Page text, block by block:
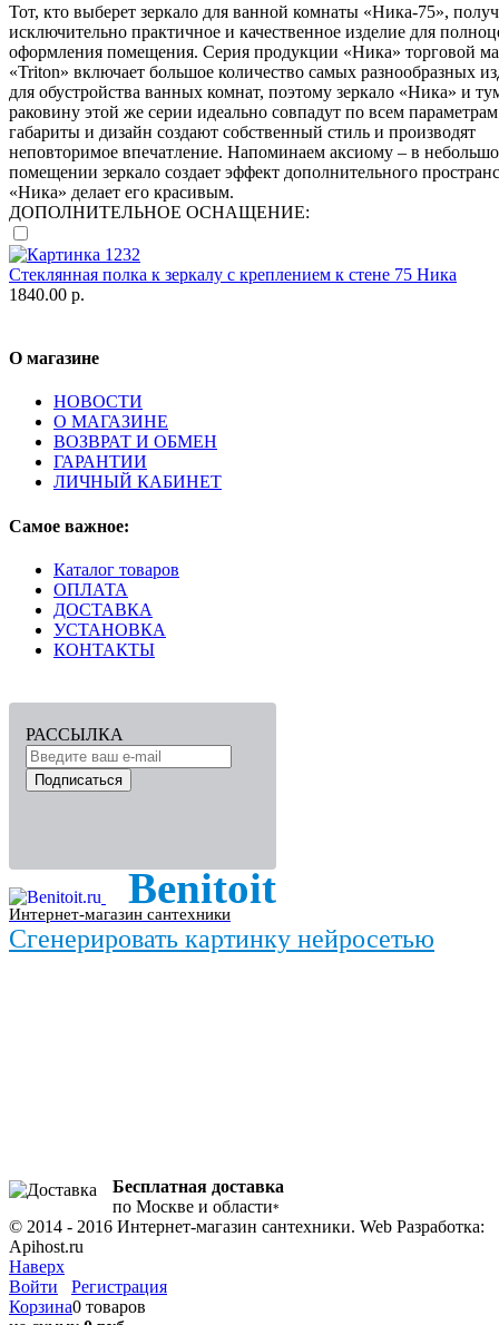
Тот, кто выберет зеркало для ванной комнаты «Ника-75»,
исключительно практичное и качественное изделие для
оформления помещения. Серия продукции «Ника» торговой
«Triton» включает большое количество самых разнообразных
для обустройства ванных комнат, поэтому зеркало «Ника» и
раковину этой же серии идеально совпадут по всем
габариты и дизайн создают собственный стиль и производят
неповторимое впечатление. Напоминаем аксиому – в
помещении зеркало создает эффект дополнительного
«Ника» делает его красивым.
ДОПОЛНИТЕЛЬНОЕ ОСНАЩЕНИЕ:
Стеклянная полка к зеркалу с креплением к стене 75 Ника
1840.00 р.
О магазине
НОВОСТИ
О МАГАЗИНЕ
ВОЗВРАТ И ОБМЕН
ГАРАНТИИ
ЛИЧНЫЙ КАБИНЕТ
Самое важное:
Каталог товаров
ОПЛАТА
ДОСТАВКА
УСТАНОВКА
КОНТАКТЫ
РАССЫЛКА
Подписаться
Benitoit
Интернет-магазин сантехники
Сгенерировать картинку нейросетью
Бесплатная доставка
по Москве и области*
© 2014 - 2016 Интернет-магазин сантехники. Web Разработка:
Apihost.ru
Наверх
Войти
Регистрация
Корзина0 товаров